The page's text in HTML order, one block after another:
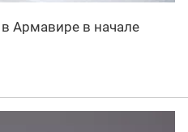
Армавире в начале